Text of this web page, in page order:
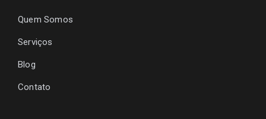
Quem Somos
Serviços
Blog
Contato